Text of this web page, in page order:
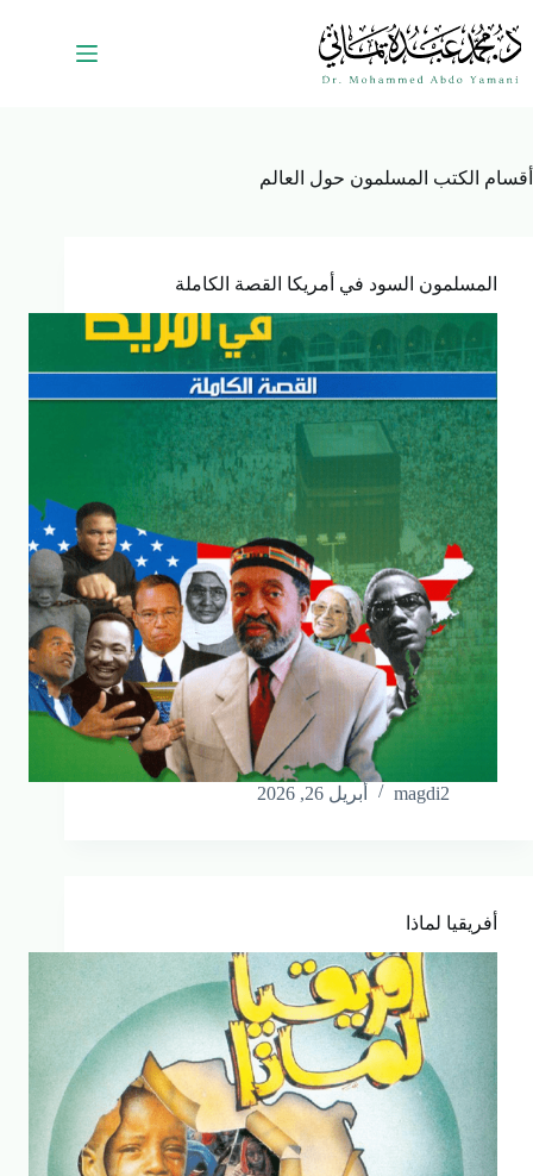
أقسام الكتب المسلمون حول العالم
المسلمون السود في أمريكا القصة الكاملة
magdi2 أبريل 26, 2026
أفريقيا لماذا